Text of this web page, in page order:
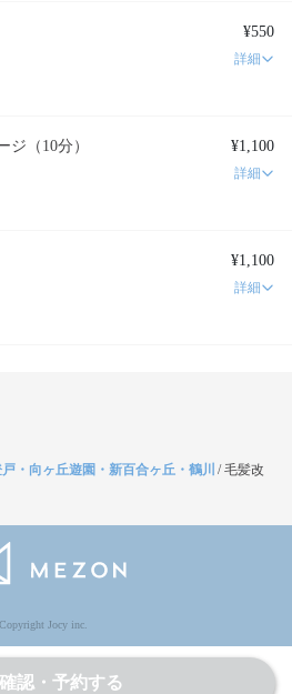
¥550
詳細
ジ（10分） ¥1,100
詳細
¥1,100
詳細
認・予約する
・向ヶ丘遊園・新百合ヶ丘・鶴川 /毛髪改
Copyright Jocy inc.